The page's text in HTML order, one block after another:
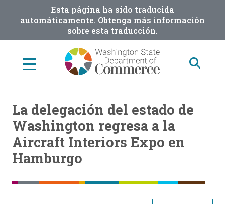
Esta página ha sido traducida
automáticamente. Obtenga más información
sobre esta traducción.
La delegación del estado de
Washington regresa a la
Aircraft Interiors Expo en
Hamburgo